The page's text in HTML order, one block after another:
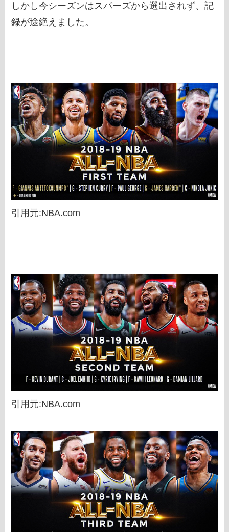
しかし今シーズンはスパーズから選出されず、記
録が途絶えました。
引用元:NBA.com
引用元:NBA.com